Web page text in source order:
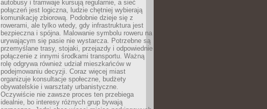
autobusy i tramwaje kursują regularnie, a sieć
połączeń jest logiczna, ludzie chętniej wybierają
komunikację zbiorową. Podobnie dzieje się z
rowerami, ale tylko wtedy, gdy infrastruktura jest
bezpieczna i spójna. Malowanie symbolu roweru na
urywającym się pasie nie wystarcza. Potrzebne są
przemyślane trasy, stojaki, przejazdy i odpowiednie
połączenie z innymi środkami transportu. Ważną
rolę odgrywa również udział mieszkańców w
podejmowaniu decyzji. Coraz więcej miast
organizuje konsultacje społeczne, budżety
obywatelskie i warsztaty urbanistyczne.
Oczywiście nie zawsze proces ten przebiega
idealnie, bo interesy różnych grup bywają